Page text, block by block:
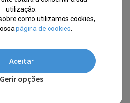
utilização.
como utilizamos cookies,
página de cookies
Aceitar
Gerir opções